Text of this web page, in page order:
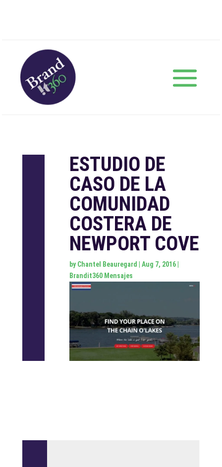
ESTUDIO DE
CASO DE LA
COMUNIDAD
COSTERA DE
NEWPORT COVE
byChantel Beauregard Aug 7, 2016|
Brandit360 Mensajes